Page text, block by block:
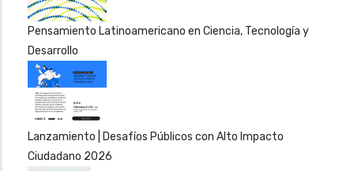
Pensamiento Latinoamericano en Ciencia, Tecnología y
Desarrollo
Lanzamiento | Desafíos Públicos con Alto Impacto
Ciudadano 2026